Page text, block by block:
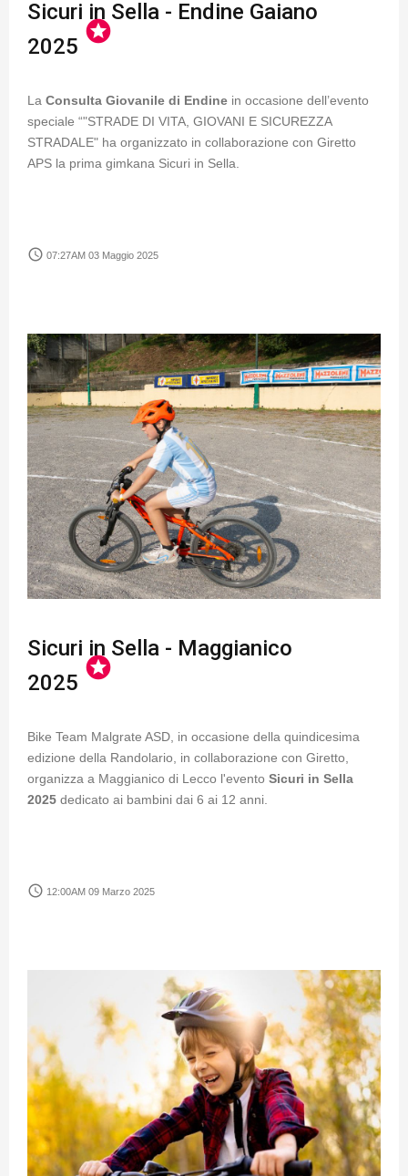
Sicuri in Sella - Endine Gaiano
2025
stars
La Consulta Giovanile di Endine in occasione dell’evento
speciale “"STRADE DI VITA, GIOVANI E SICUREZZA
STRADALE" ha organizzato in collaborazione con Giretto
APS la prima gimkana Sicuri in Sella.
access_time 07:27AM 03 Maggio 2025
Sicuri in Sella - Maggianico
2025
stars
Bike Team Malgrate ASD, in occasione della quindicesima
edizione della Randolario, in collaborazione con Giretto,
organizza a Maggianico di Lecco l'evento Sicuri in Sella
2025 dedicato ai bambini dai 6 ai 12 anni.
access_time 12:00AM 09 Marzo 2025